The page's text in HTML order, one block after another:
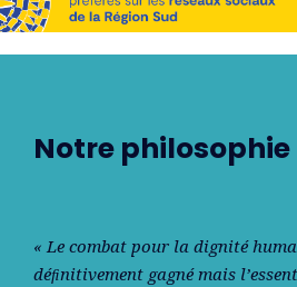
Notre philosophie
« Le combat pour la dignité
déﬁnitivement gagné mais